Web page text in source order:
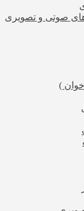
های صوتی و تصویری
)